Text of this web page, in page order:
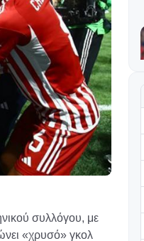
συλλόγου, με
«χρυσό» γκολ